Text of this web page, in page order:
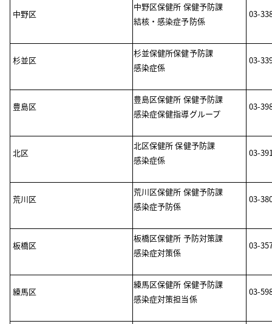
中野区
中野区保健所 保健予防課
結核・感染症予防係
03-
杉並区
杉並保健所保健予防課
感染症係
03-
豊島区
豊島区保健所 保健予防課
感染症保健指導グループ
03-
北区
北区保健所 保健予防課
感染症係
03-
荒川区
荒川区保健所 保健予防課
感染症予防係
03-
板橋区
板橋区保健所 予防対策課
感染症対策係
03-
練馬区
練馬区保健所 保健予防課
感染症対策担当係
03-